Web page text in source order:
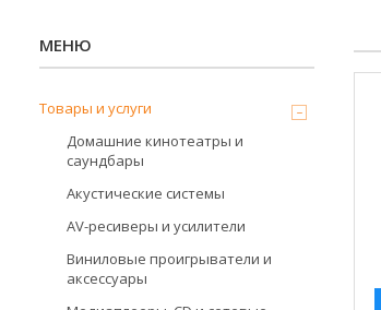
Товары и услуги
Домашние кинотеатры и
саундбары
Акустические системы
AV-ресиверы и усилители
Виниловые проигрыватели и
аксессуары